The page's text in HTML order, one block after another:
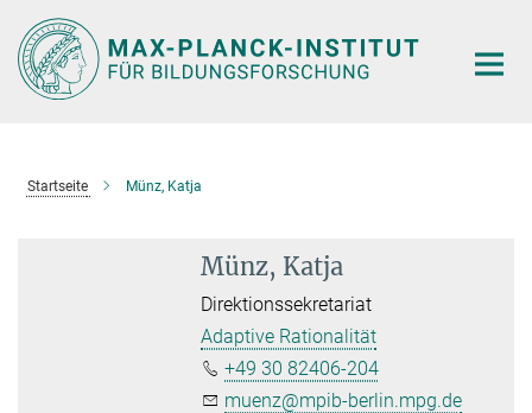
Hauptinhalt
Startseite Münz, Katja
Münz, Katja
Direktionssekretariat
Adaptive Rationalität
+49 30 82406-204
muenz@mpib-berlin.mpg.de